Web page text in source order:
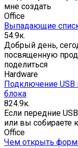
мне создать
Office
Выпадающие
54.9к.
Добрый день,
посвященную
поделиться
Hardware
Подключение USB
блока
824.9к.
Если передние
или вы собираете
Office
Чем открыть